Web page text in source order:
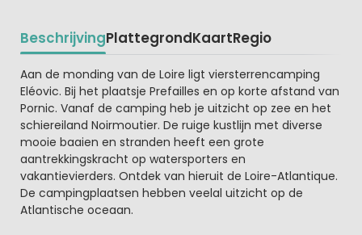
BeschrijvingPlattegrondKaartRegio
Beschrijving
Aan de monding van de Loire ligt viersterrencamping
Eléovic. Bij het plaatsje Prefailles en op korte afstand van
Pornic. Vanaf de camping heb je uitzicht op zee en het
schiereiland Noirmoutier. De ruige kustlijn met diverse
mooie baaien en stranden heeft een grote
aantrekkingskracht op watersporters en
vakantievierders. Ontdek van hieruit de Loire-Atlantique.
De campingplaatsen hebben veelal uitzicht op de
Atlantische oceaan.